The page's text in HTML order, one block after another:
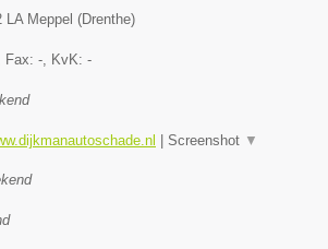
LA Meppel (Drenthe)
, Fax: - , KvK: -
Screenshot ▼